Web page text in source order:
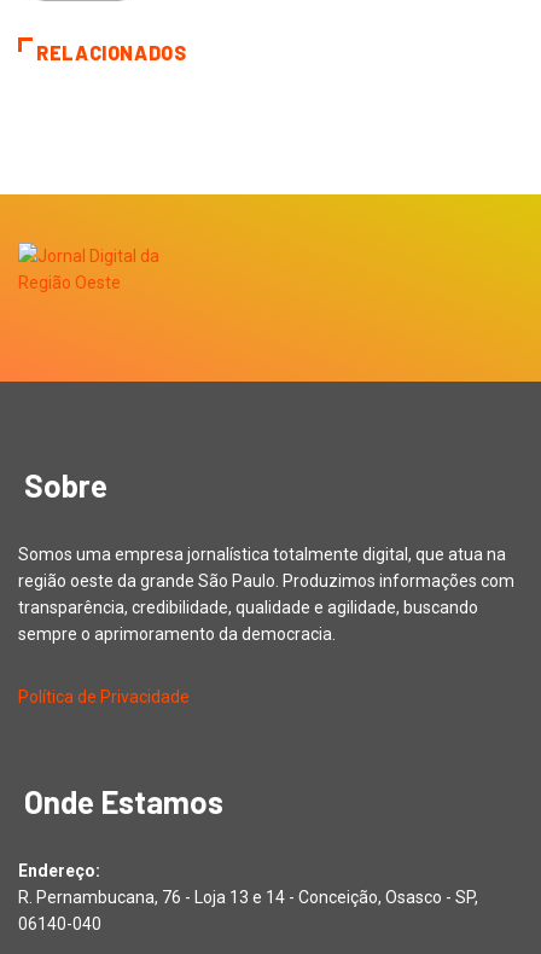
RELACIONADOS
Sobre
Somos uma empresa jornalística totalmente digital, que atua na
região oeste da grande São Paulo. Produzimos informações com
transparência, credibilidade, qualidade e agilidade, buscando
sempre o aprimoramento da democracia.
Política de Privacidade
Onde Estamos
Endereço:
R. Pernambucana, 76 - Loja 13 e 14 - Conceição, Osasco - SP,
06140-040